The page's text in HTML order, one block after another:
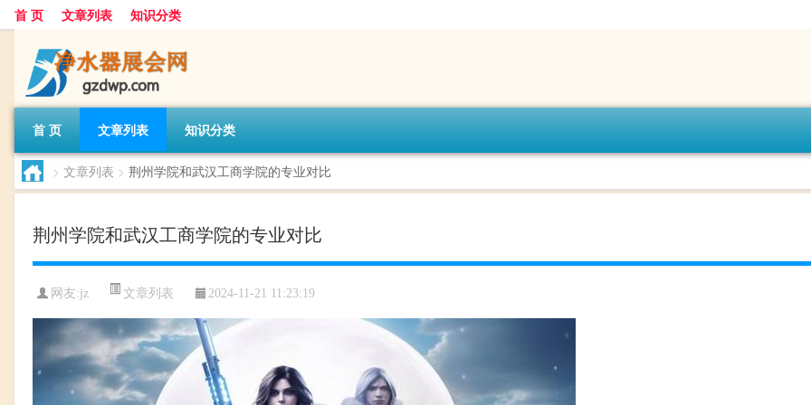
首 页 文章列表 知识分类
首 页 文章列表 知识分类
> 文章列表 > 荆州学院和武汉工商学院的专业对比
荆州学院和武汉工商学院的专业对比
网友:jz 文章列表 2024-11-21 11:23:19